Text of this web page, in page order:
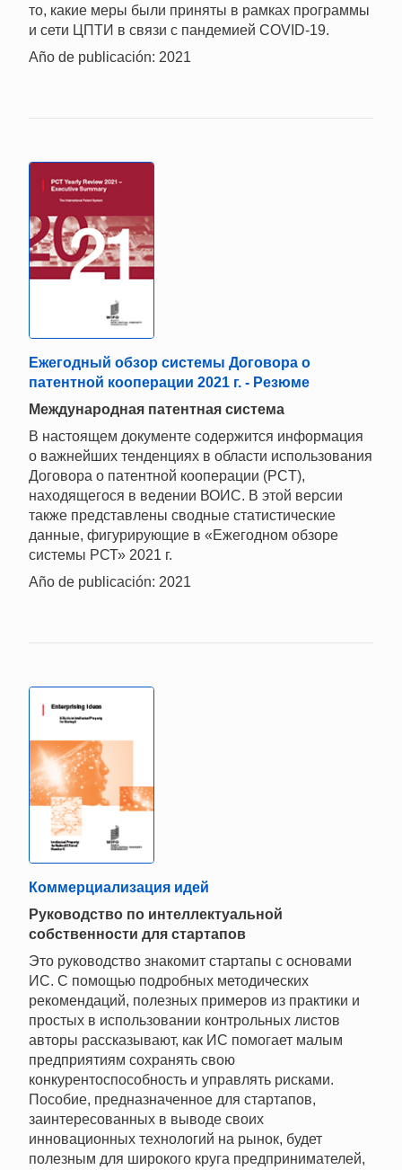
то, какие меры были приняты в рамках программы
и сети ЦПТИ в связи с пандемией COVID-19.
Año de publicación: 2021
Ежегодный обзор системы Договора о
патентной кооперации 2021 г. - Резюме
Mеждународная патентная система
В настоящем документе содержится информация
о важнейших тенденциях в области использования
Договора о патентной кооперации (PCT),
находящегося в ведении ВОИС. В этой версии
также представлены сводные статистические
данные, фигурирующие в «Ежегодном обзоре
системы РСТ» 2021 г.
Año de publicación: 2021
Коммерциализация идей
Руководство по интеллектуальной
собственности для стартапов
Это руководство знакомит стартапы с основами
ИС. С помощью подробных методических
рекомендаций, полезных примеров из практики и
простых в использовании контрольных листов
авторы рассказывают, как ИС помогает малым
предприятиям сохранять свою
конкурентоспособность и управлять рисками.
Пособие, предназначенное для стартапов,
заинтересованных в выводе своих
инновационных технологий на рынок, будет
полезным для широкого круга предпринимателей,